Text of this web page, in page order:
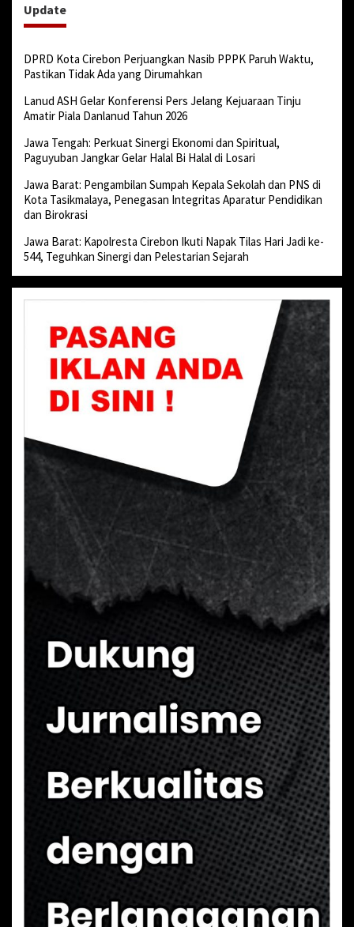
Update
DPRD Kota Cirebon Perjuangkan Nasib PPPK Paruh Waktu,
Pastikan Tidak Ada yang Dirumahkan
Lanud ASH Gelar Konferensi Pers Jelang Kejuaraan Tinju
Amatir Piala Danlanud Tahun 2026
Jawa Tengah: Perkuat Sinergi Ekonomi dan Spiritual,
Paguyuban Jangkar Gelar Halal Bi Halal di Losari
Jawa Barat: Pengambilan Sumpah Kepala Sekolah dan PNS di
Kota Tasikmalaya, Penegasan Integritas Aparatur Pendidikan
dan Birokrasi
Jawa Barat: Kapolresta Cirebon Ikuti Napak Tilas Hari Jadi ke-
544, Teguhkan Sinergi dan Pelestarian Sejarah